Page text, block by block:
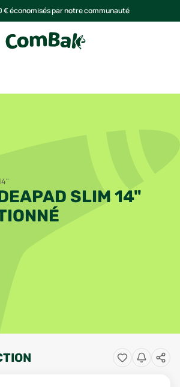
€ économisés par notre communauté
SLIM 14"